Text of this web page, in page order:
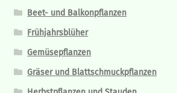
Beet- und Balkonpflanzen
Frühjahrsblüher
Gemüsepflanzen
Gräser und Blattschmuckpflanzen